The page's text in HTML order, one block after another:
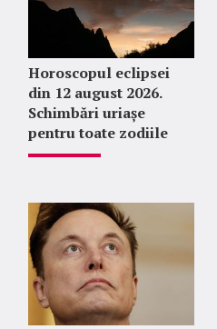
Horoscopul eclipsei
din 12 august 2026.
Schimbări uriașe
pentru toate zodiile